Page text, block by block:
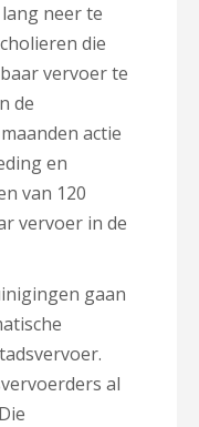
neer te
die
vervoer te
de
actie
en
van 120
vervoer in de
gaan
al